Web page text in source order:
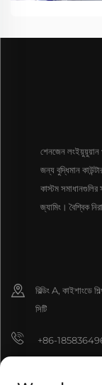
শেনজেন লংইয়ুয়ুয়ান
জন্য বুদ্ধিমান
কাস্টম
জ্যামিং। বৈশ্বিক
বিল্ডিং A, কাইশাংডে
সিটি
+86-